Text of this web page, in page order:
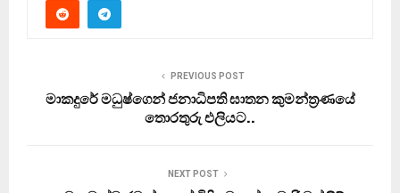
PREVIOUS POST
මාකදුරේ මධුෂ්ගෙන් ජනාධිපති ඝාතන කුමන්ත‍්‍රණයේ
තොරතුරු එලියට..
NEXT POST